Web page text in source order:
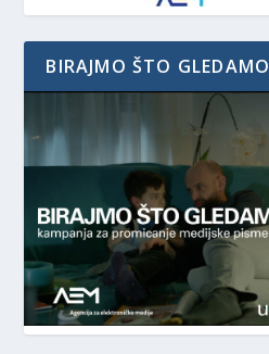
BIRAJMO ŠTO GLEDAMO